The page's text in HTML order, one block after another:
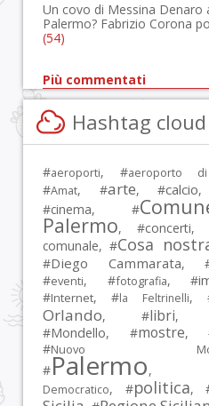
Un covo di Messina Denaro
Palermo? Fabrizio Corona
(54)
Più commentati
Hashtag cloud
#aeroporti, #aeroporto
#Amat, #arte, #calcio
#cinema, #
Palermo, #concerti,
comunale, #Cosa
#Diego Cammarata,
#eventi, #fotografia, #
#Internet, #la Feltrinelli,
Orlando, #libri,
#Mondello, #mostre,
#Nuovo
#Palermo,
Democratico, #politica,